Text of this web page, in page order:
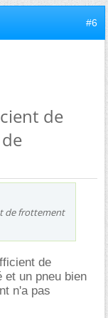
#6
de
de frottement
de
et un pneu bien
n'a pas